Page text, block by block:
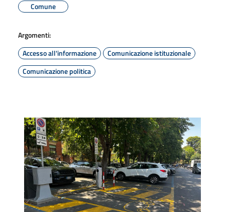
Comune
Argomenti:
Accesso all'informazione
Comunicazione istituzionale
Comunicazione politica